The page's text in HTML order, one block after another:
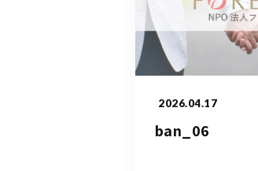
2026.04.17
ban_06